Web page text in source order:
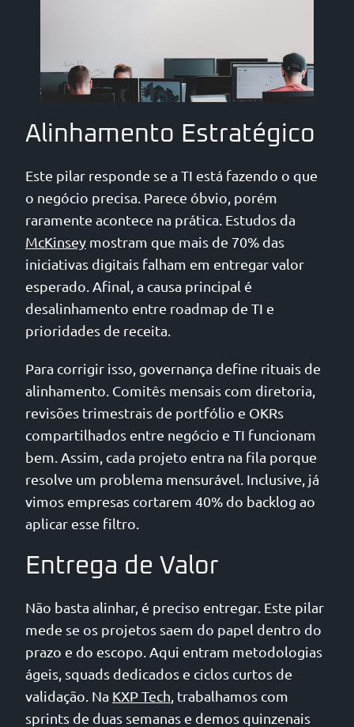
Alinhamento Estratégico
Este pilar responde se a TI está fazendo o que
o negócio precisa. Parece óbvio, porém
raramente acontece na prática. Estudos da
McKinsey mostram que mais de 70% das
iniciativas digitais falham em entregar valor
esperado. Afinal, a causa principal é
desalinhamento entre roadmap de TI e
prioridades de receita.
Para corrigir isso, governança define rituais de
alinhamento. Comitês mensais com diretoria,
revisões trimestrais de portfólio e OKRs
compartilhados entre negócio e TI funcionam
bem. Assim, cada projeto entra na fila porque
resolve um problema mensurável. Inclusive, já
vimos empresas cortarem 40% do backlog ao
aplicar esse filtro.
Entrega de Valor
Não basta alinhar, é preciso entregar. Este pilar
mede se os projetos saem do papel dentro do
prazo e do escopo. Aqui entram metodologias
ágeis, squads dedicados e ciclos curtos de
validação. Na KXP Tech , trabalhamos com
sprints de duas semanas e demos quinzenais